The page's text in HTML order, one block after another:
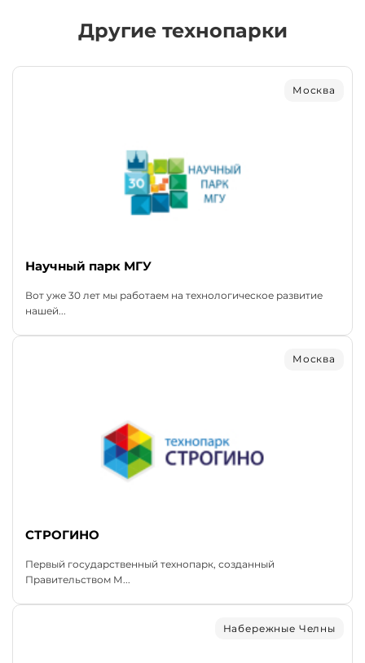
Другие технопарки
Москва
Научный парк МГУ
Вот уже 30 лет мы работаем на технологическое развитие
нашей...
Москва
СТРОГИНО
Первый государственный технопарк, созданный
Правительством М...
Набережные Челны